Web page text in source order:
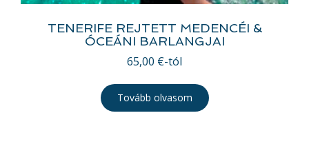
TENERIFE REJTETT MEDENCÉI &
ÓCEÁNI BARLANGJAI
65,00 €-tól
Tovább olvasom